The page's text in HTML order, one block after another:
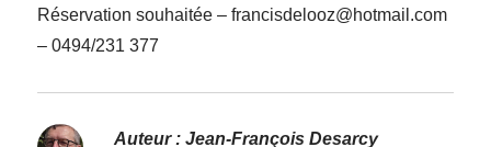
Réservation souhaitée – francisdelooz@hotmail.com
– 0494/231 377
Auteur : Jean-François Desarcy